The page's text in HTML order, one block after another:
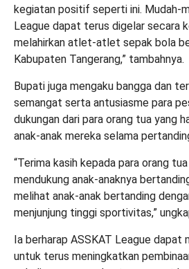
kegiatan positif seperti ini. Mudah-
League dapat terus digelar secara
melahirkan atlet-atlet sepak bola
Kabupaten Tangerang,” tambahnya.
Bupati juga mengaku bangga dan
semangat serta antusiasme para
dukungan dari para orang tua yang
anak-anak mereka selama
“Terima kasih kepada para orang
mendukung anak-anaknya
melihat anak-anak bertanding
menjunjung tinggi sportivitas,”
Ia berharap ASSKAT League dapat
untuk terus meningkatkan